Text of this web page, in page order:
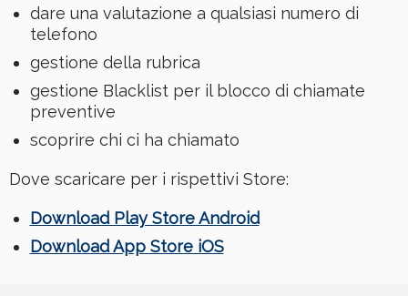
dare una valutazione a qualsiasi numero di
telefono
gestione della rubrica
gestione Blacklist per il blocco di chiamate
preventive
scoprire chi ci ha chiamato
Dove scaricare per i rispettivi Store:
Download Play Store Android
Download App Store iOS